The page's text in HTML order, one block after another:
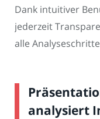
Dank intuitiver
jederzeit
alle
analysiert